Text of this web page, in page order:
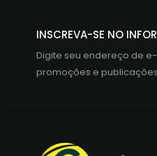
INSCREVA-SE NO
Digite seu endereço de
promoções e